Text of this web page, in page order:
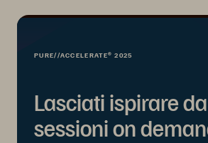
PURE//ACCELERATE® 2025
Lasciati ispirare
sessioni on